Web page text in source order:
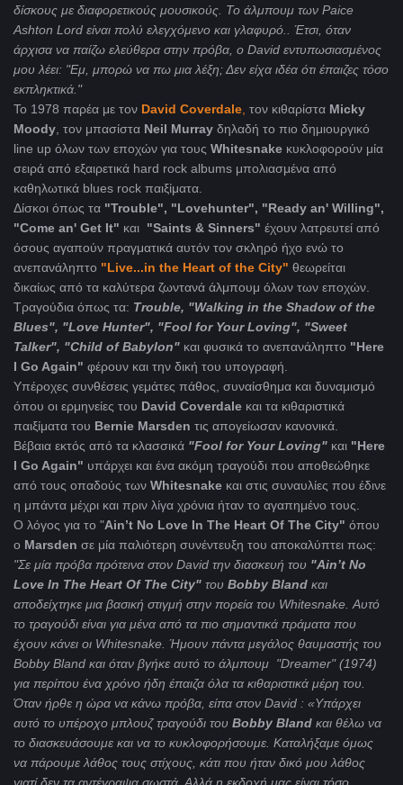
δίσκους με διαφορετικούς μουσικούς. Το άλμπουμ των Paice
Ashton Lord είναι πολύ ελεγχόμενο και γλαφυρό.. Έτσι, όταν
άρχισα να παίζω ελεύθερα στην πρόβα, ο David εντυπωσιασμένος
μου λέει: "Εμ, μπορώ να πω μια λέξη; Δεν είχα ιδέα ότι έπαιζες τόσο
εκπληκτικά."
Το 1978 παρέα με τον David Coverdale, τον κιθαρίστα Micky
Moody, τον μπασίστα Neil Murray δηλαδή το πιο δημιουργικό
line up όλων των εποχών για τους Whitesnake κυκλοφορούν μία
σειρά από εξαιρετικά hard rock albums μπολιασμένα από
καθηλωτικά blues rock παιξίματα.
Δίσκοι όπως τα "Trouble", "Lovehunter", "Ready an' Willing",
"Come an' Get It" και "Saints & Sinners" έχουν λατρευτεί από
όσους αγαπούν πραγματικά αυτόν τον σκληρό ήχο ενώ το
ανεπανάληπτο "Live...in the Heart of the City" θεωρείται
δικαίως από τα καλύτερα ζωντανά άλμπουμ όλων των εποχών.
Τραγούδια όπως τα: Trouble, "Walking in the Shadow of the
Blues", "Love Hunter", "Fool for Your Loving", "Sweet
Talker", "Child of Babylon" και φυσικά το ανεπανάληπτο "Here
I Go Again" φέρουν και την δική του υπογραφή.
Υπέροχες συνθέσεις γεμάτες πάθος, συναίσθημα και δυναμισμό
όπου οι ερμηνείες του David Coverdale και τα κιθαριστικά
παιξίματα του Bernie Marsden τις απογείωσαν κανονικά.
Βέβαια εκτός από τα κλασσικά "Fool for Your Loving" και "Here
I Go Again" υπάρχει και ένα ακόμη τραγούδι που αποθεώθηκε
από τους οπαδούς των Whitesnake και στις συναυλίες που έδινε
η μπάντα μέχρι και πριν λίγα χρόνια ήταν το αγαπημένο τους.
Ο λόγος για το "Ain’t No Love In The Heart Of The City" όπου
ο Marsden σε μία παλιότερη συνέντευξη του αποκαλύπτει πως:
"Σε μία πρόβα πρότεινα στον David την διασκευή του "Ain’t No
Love In The Heart Of The City" του Bobby Bland και
αποδείχτηκε μια βασική στιγμή στην πορεία του Whitesnake. Αυτό
το τραγούδι είναι για μένα από τα πιο σημαντικά πράματα που
έχουν κάνει οι Whitesnake. Ήμουν πάντα μεγάλος θαυμαστής του
Bobby Bland και όταν βγήκε αυτό το άλμπουμ "Dreamer" (1974)
για περίπου ένα χρόνο ήδη έπαιζα όλα τα κιθαριστικά μέρη του.
Όταν ήρθε η ώρα να κάνω πρόβα, είπα στον David : «Υπάρχει
αυτό το υπέροχο μπλουζ τραγούδι του Bobby Bland και θέλω να
το διασκευάσουμε και να το κυκλοφορήσουμε. Καταλήξαμε όμως
να πάρουμε λάθος τους στίχους, κάτι που ήταν δικό μου λάθος